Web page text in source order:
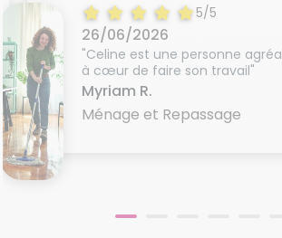
5/5
26/06/2026
"Celine est une personne
à cœur de faire son travail"
Myriam R.
Ménage et Repassage